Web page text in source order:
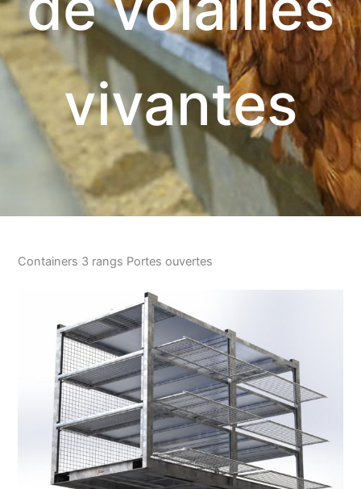
vivantes
Containers 3 rangs Portes ouvertes